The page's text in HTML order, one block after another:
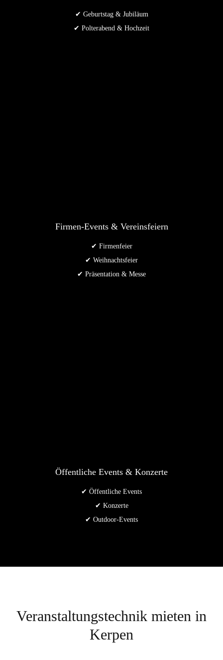
✔ Geburtstag & Jubiläum
✔ Polterabend & Hochzeit
Firmen-Events & Vereinsfeiern
✔ Firmenfeier
✔ Weihnachtsfeier
✔ Präsentation & Messe
Öffentliche Events & Konzerte
✔ Öffentliche Events
✔ Konzerte
✔ Outdoor-Events
Veranstaltungstechnik mieten in
Kerpen